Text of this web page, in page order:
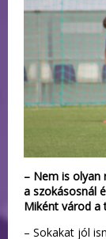
– Nem is olyan
a szokásosnál
Miként várod a
– Sokakat jól